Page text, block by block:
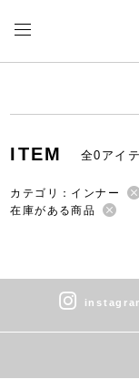
ITEM 全0アイ
カテゴリ：インナー
在庫がある商品